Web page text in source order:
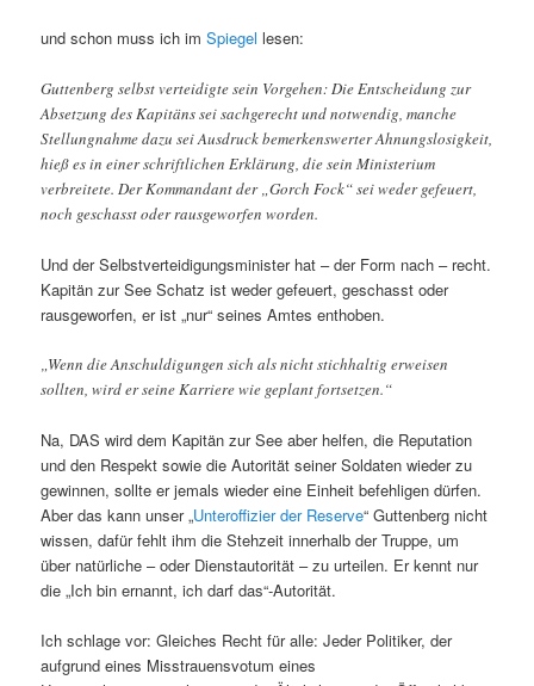
und schon muss ich imSpiegel lesen:
Guttenberg selbst verteidigte sein Vorgehen: Die Entscheidung zur
Absetzung des Kapitäns sei sachgerecht und notwendig, manche
Stellungnahme dazu sei Ausdruck bemerkenswerter Ahnungslosigkeit,
hieß es in einer schriftlichen Erklärung, die sein Ministerium
verbreitete. Der Kommandant der „Gorch Fock“ sei weder gefeuert,
noch geschasst oder rausgeworfen worden.
Und der Selbstverteidigungsminister hat – der Form nach – recht.
Kapitän zur See Schatz ist weder gefeuert, geschasst oder
rausgeworfen, er ist „nur“ seines Amtes enthoben.
„Wenn die Anschuldigungen sich als nicht stichhaltig erweisen
sollten, wird er seine Karriere wie geplant fortsetzen.“
Na, DAS wird dem Kapitän zur See aber helfen, die Reputation
und den Respekt sowie die Autorität seiner Soldaten wieder zu
gewinnen, sollte er jemals wieder eine Einheit befehligen dürfen.
Aber das kann unser „Unteroffizier der Reserve“ Guttenberg nicht
wissen, dafür fehlt ihm die Stehzeit innerhalb der Truppe, um
über natürliche – oder Dienstautorität – zu urteilen. Er kennt nur
die „Ich bin ernannt, ich darf das“-Autorität.
Ich schlage vor: Gleiches Recht für alle: Jeder Politiker, der
aufgrund eines Misstrauensvotum eines